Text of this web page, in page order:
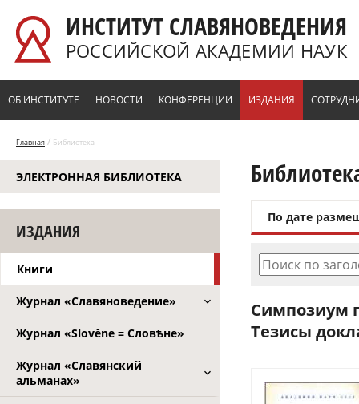
ИНСТИТУТ СЛАВЯНОВЕДЕНИЯ
РОССИЙСКОЙ АКАДЕМИИ НАУК
ОБ ИНСТИТУТЕ НОВОСТИ КОНФЕРЕНЦИИ ИЗДАНИЯ
Главная / Библиотека
ЭЛЕКТРОННАЯ БИБЛИОТЕКА
ИЗДАНИЯ
Книги
Журнал «Славяноведение»
Журнал «Slověne = Словѣне»
Журнал «Славянский
альманах»
По дате
Поиск по
Симпозиум
Тезисы